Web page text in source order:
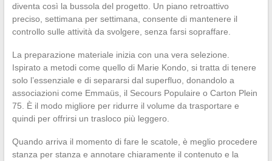
diventa così la bussola del progetto. Un piano retroattivo
preciso, settimana per settimana, consente di mantenere il
controllo sulle attività da svolgere, senza farsi sopraffare.
La preparazione materiale inizia con una vera selezione.
Ispirato a metodi come quello di Marie Kondo, si tratta di tenere
solo l’essenziale e di separarsi dal superfluo, donandolo a
associazioni come Emmaüs, il Secours Populaire o Carton Plein
75. È il modo migliore per ridurre il volume da trasportare e
quindi per offrirsi un trasloco più leggero.
Quando arriva il momento di fare le scatole, è meglio procedere
stanza per stanza e annotare chiaramente il contenuto e la